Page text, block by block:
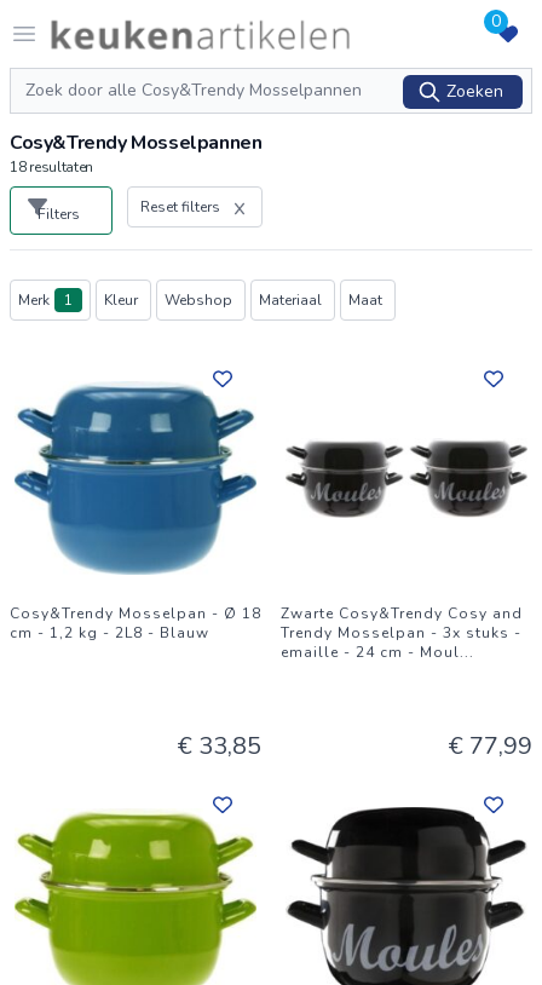
Open menu
Logo keukenartikelen.com 0
Zoeken
Zoeken
Cosy&Trendy Mosselpannen
18resultaten
Filters Reset filters
Producten
Merk 1 Kleur Webshop Materiaal Maat
Cosy&Trendy Mosselpan - Ø 18
cm - 1,2 kg - 2L8 - Blauw
€ 33,85
Zwarte Cosy&Trendy Cosy and
Trendy Mosselpan - 3x stuks -
emaille - 24 cm - Moul...
€ 77,99